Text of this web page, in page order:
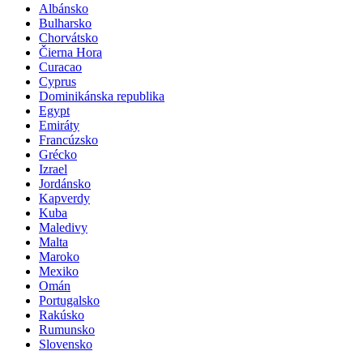
Albánsko
Bulharsko
Chorvátsko
Čierna Hora
Curacao
Cyprus
Dominikánska republika
Egypt
Emiráty
Francúzsko
Grécko
Izrael
Jordánsko
Kapverdy
Kuba
Maledivy
Malta
Maroko
Mexiko
Omán
Portugalsko
Rakúsko
Rumunsko
Slovensko